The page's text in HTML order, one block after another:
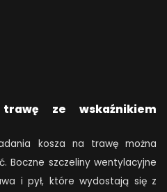
ze wskaźnikiem
kosza na trawę można
Boczne szczeliny wentylacyjne
i pył, które wydostają się z